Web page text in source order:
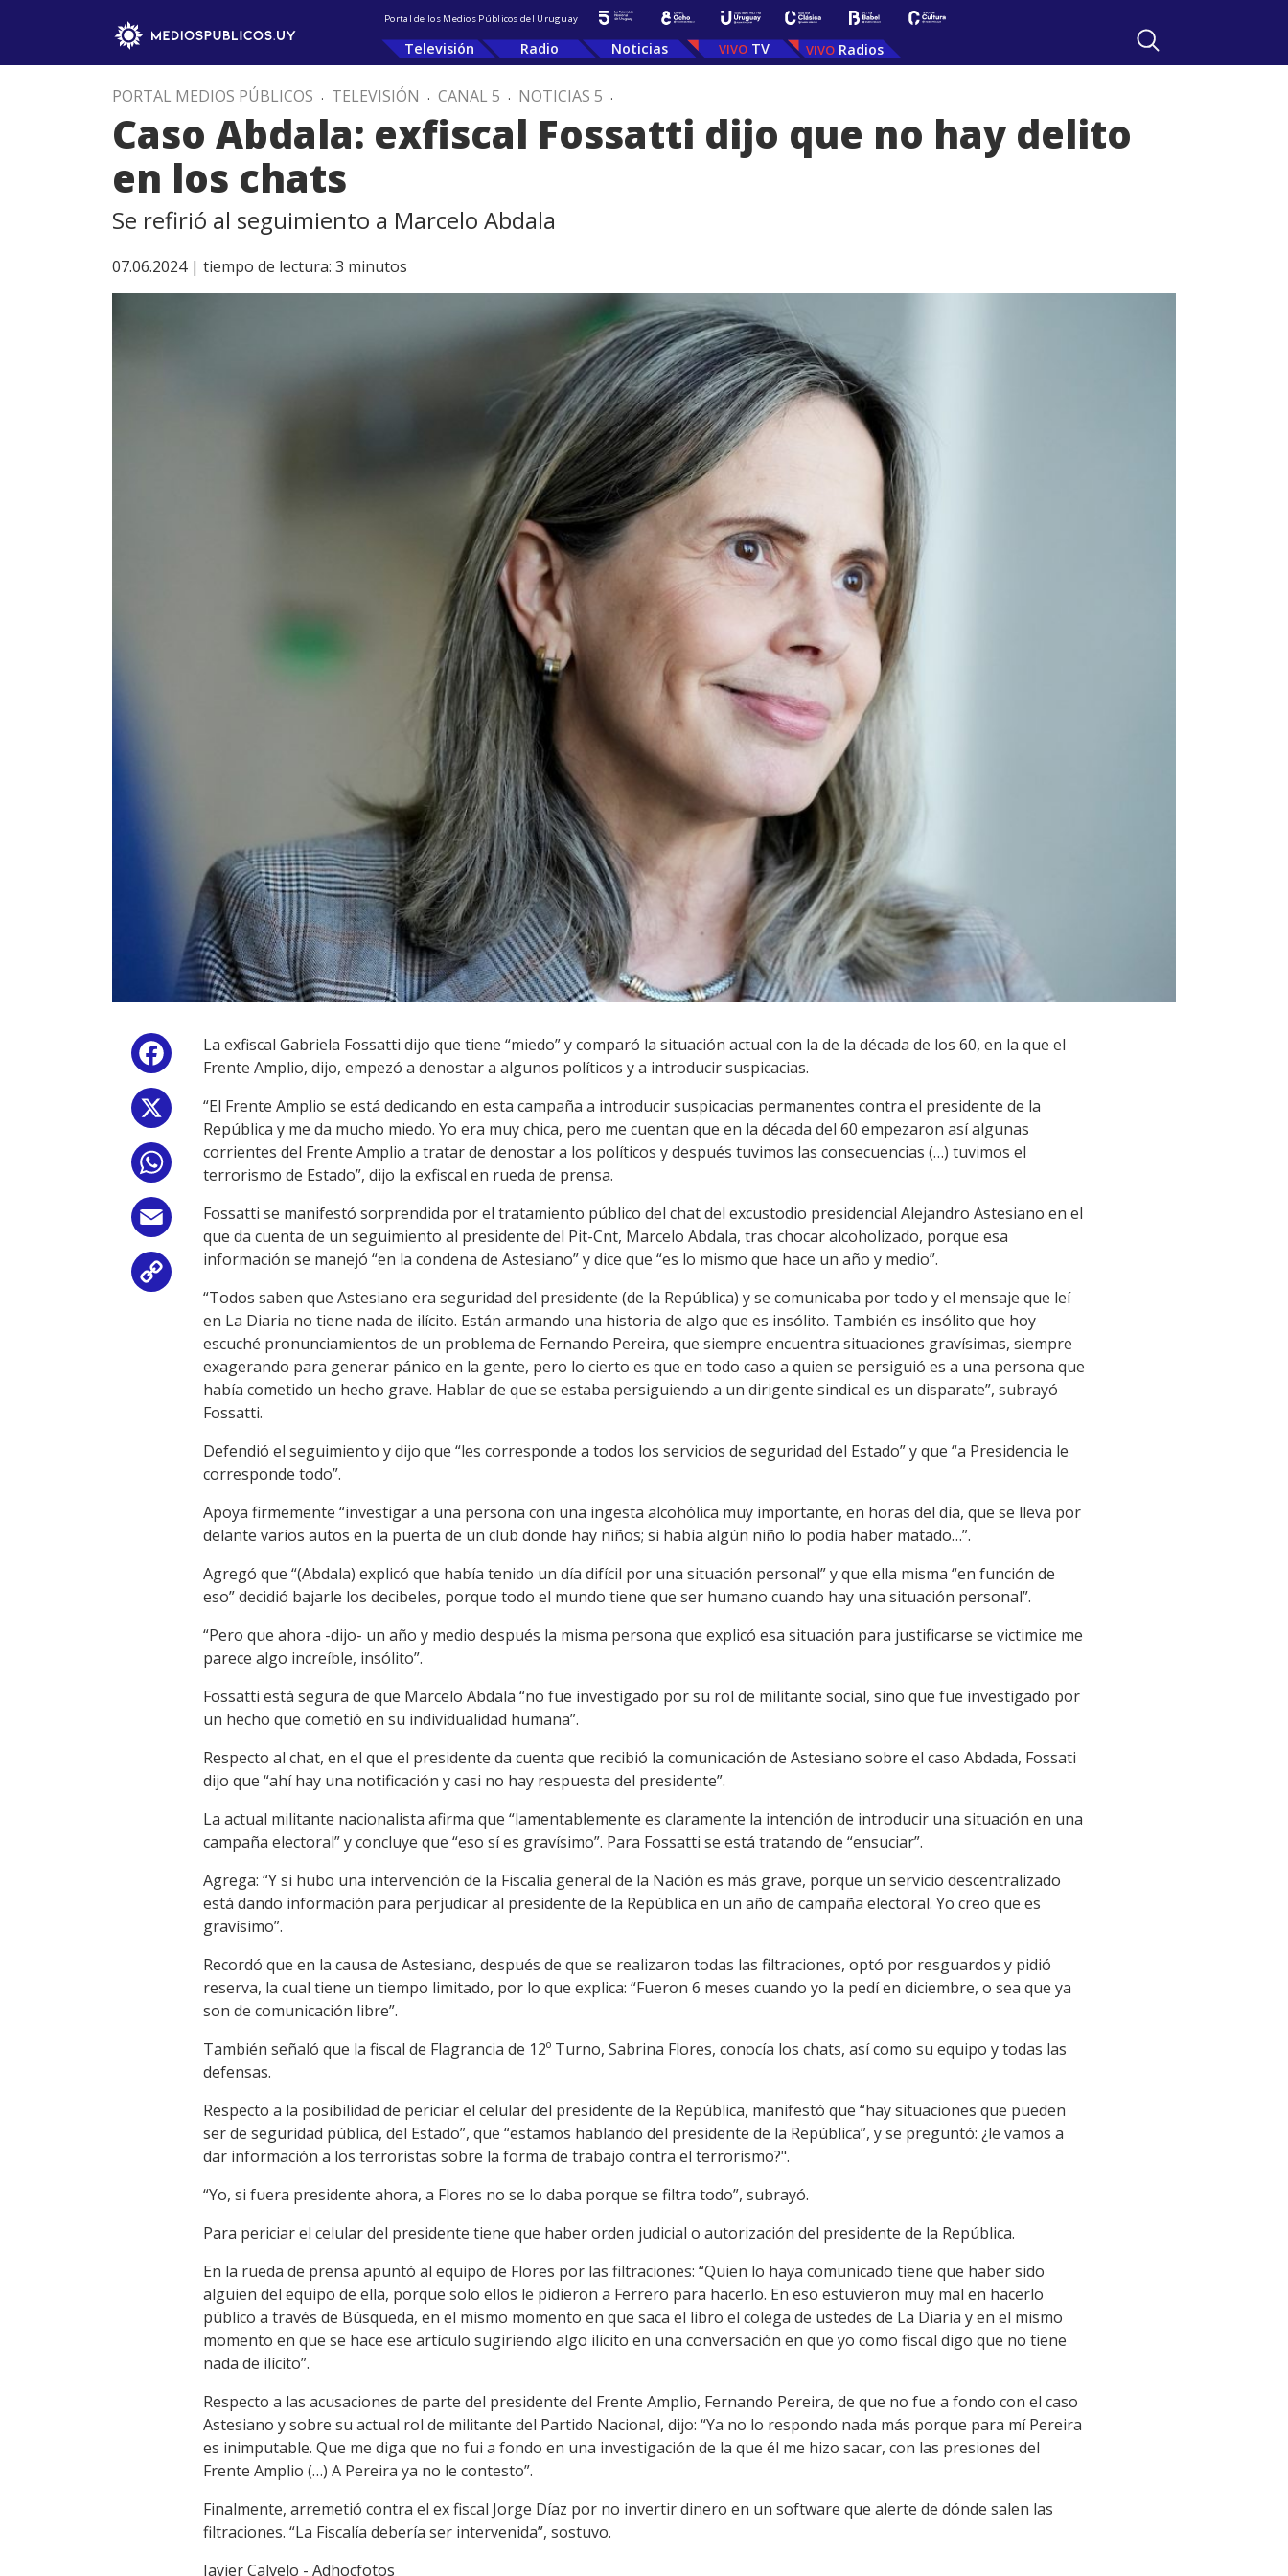
Portal de los Medios Públicos del Uruguay
Televisión Radio Noticias TV Radios
PORTAL MEDIOS PÚBLICOS . TELEVISIÓN . CANAL 5 . NOTICIAS 5 .
Caso Abdala: exfiscal Fossatti dijo que no hay delito
en los chats
Se refirió al seguimiento a Marcelo Abdala
07.06.2024 | tiempo de lectura: 3 minutos
Facebook
WhatsApp
Email
Link
La exfiscal Gabriela Fossatti dijo que tiene “miedo” y comparó la situación actual con la de la década de los 60, en la que el
Frente Amplio, dijo, empezó a denostar a algunos políticos y a introducir suspicacias.
“El Frente Amplio se está dedicando en esta campaña a introducir suspicacias permanentes contra el presidente de la
República y me da mucho miedo. Yo era muy chica, pero me cuentan que en la década del 60 empezaron así algunas
corrientes del Frente Amplio a tratar de denostar a los políticos y después tuvimos las consecuencias (…) tuvimos el
terrorismo de Estado”, dijo la exfiscal en rueda de prensa.
Fossatti se manifestó sorprendida por el tratamiento público del chat del excustodio presidencial Alejandro Astesiano en el
que da cuenta de un seguimiento al presidente del Pit-Cnt, Marcelo Abdala, tras chocar alcoholizado, porque esa
información se manejó “en la condena de Astesiano” y dice que “es lo mismo que hace un año y medio”.
“Todos saben que Astesiano era seguridad del presidente (de la República) y se comunicaba por todo y el mensaje que leí
en La Diaria no tiene nada de ilícito. Están armando una historia de algo que es insólito. También es insólito que hoy
escuché pronunciamientos de un problema de Fernando Pereira, que siempre encuentra situaciones gravísimas, siempre
exagerando para generar pánico en la gente, pero lo cierto es que en todo caso a quien se persiguió es a una persona que
había cometido un hecho grave. Hablar de que se estaba persiguiendo a un dirigente sindical es un disparate”, subrayó
Fossatti.
Defendió el seguimiento y dijo que “les corresponde a todos los servicios de seguridad del Estado” y que “a Presidencia le
corresponde todo”.
Apoya firmemente “investigar a una persona con una ingesta alcohólica muy importante, en horas del día, que se lleva por
delante varios autos en la puerta de un club donde hay niños; si había algún niño lo podía haber matado…”.
Agregó que “(Abdala) explicó que había tenido un día difícil por una situación personal” y que ella misma “en función de
eso” decidió bajarle los decibeles, porque todo el mundo tiene que ser humano cuando hay una situación personal”.
“Pero que ahora -dijo- un año y medio después la misma persona que explicó esa situación para justificarse se victimice me
parece algo increíble, insólito”.
Fossatti está segura de que Marcelo Abdala “no fue investigado por su rol de militante social, sino que fue investigado por
un hecho que cometió en su individualidad humana”.
Respecto al chat, en el que el presidente da cuenta que recibió la comunicación de Astesiano sobre el caso Abdada, Fossati
dijo que “ahí hay una notificación y casi no hay respuesta del presidente”.
La actual militante nacionalista afirma que “lamentablemente es claramente la intención de introducir una situación en una
campaña electoral” y concluye que “eso sí es gravísimo”. Para Fossatti se está tratando de “ensuciar”.
Agrega: “Y si hubo una intervención de la Fiscalía general de la Nación es más grave, porque un servicio descentralizado
está dando información para perjudicar al presidente de la República en un año de campaña electoral. Yo creo que es
gravísimo”.
Recordó que en la causa de Astesiano, después de que se realizaron todas las filtraciones, optó por resguardos y pidió
reserva, la cual tiene un tiempo limitado, por lo que explica: “Fueron 6 meses cuando yo la pedí en diciembre, o sea que ya
son de comunicación libre”.
También señaló que la fiscal de Flagrancia de 12º Turno, Sabrina Flores, conocía los chats, así como su equipo y todas las
defensas.
Respecto a la posibilidad de periciar el celular del presidente de la República, manifestó que “hay situaciones que pueden
ser de seguridad pública, del Estado”, que “estamos hablando del presidente de la República”, y se preguntó: ¿le vamos a
dar información a los terroristas sobre la forma de trabajo contra el terrorismo?".
“Yo, si fuera presidente ahora, a Flores no se lo daba porque se filtra todo”, subrayó.
Para periciar el celular del presidente tiene que haber orden judicial o autorización del presidente de la República.
En la rueda de prensa apuntó al equipo de Flores por las filtraciones: “Quien lo haya comunicado tiene que haber sido
alguien del equipo de ella, porque solo ellos le pidieron a Ferrero para hacerlo. En eso estuvieron muy mal en hacerlo
público a través de Búsqueda, en el mismo momento en que saca el libro el colega de ustedes de La Diaria y en el mismo
momento en que se hace ese artículo sugiriendo algo ilícito en una conversación en que yo como fiscal digo que no tiene
nada de ilícito”.
Respecto a las acusaciones de parte del presidente del Frente Amplio, Fernando Pereira, de que no fue a fondo con el caso
Astesiano y sobre su actual rol de militante del Partido Nacional, dijo: “Ya no lo respondo nada más porque para mí Pereira
es inimputable. Que me diga que no fui a fondo en una investigación de la que él me hizo sacar, con las presiones del
Frente Amplio (…) A Pereira ya no le contesto”.
Finalmente, arremetió contra el ex fiscal Jorge Díaz por no invertir dinero en un software que alerte de dónde salen las
filtraciones. “La Fiscalía debería ser intervenida”, sostuvo.
Javier Calvelo - Adhocfotos